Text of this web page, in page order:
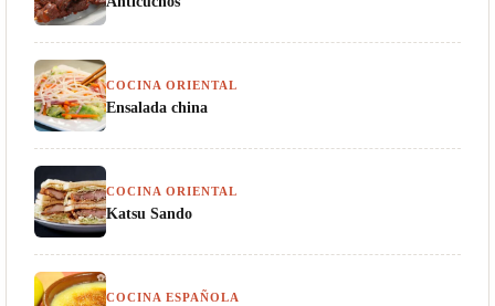
COCINA ORIENTAL
Ensalada china
COCINA ORIENTAL
Katsu Sando
COCINA ESPAÑOLA